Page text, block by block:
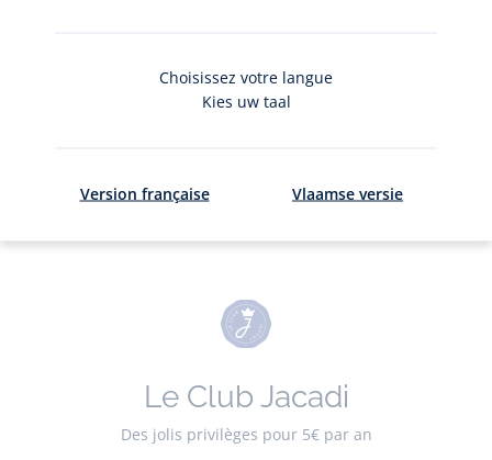
Pour plus d'informations sur vos données personnelles,
Le Club Jacadi
Des jolis privilèges pour 5€ par an
Choisissez votre langue
Kies uw taal
Version française Vlaamse versie